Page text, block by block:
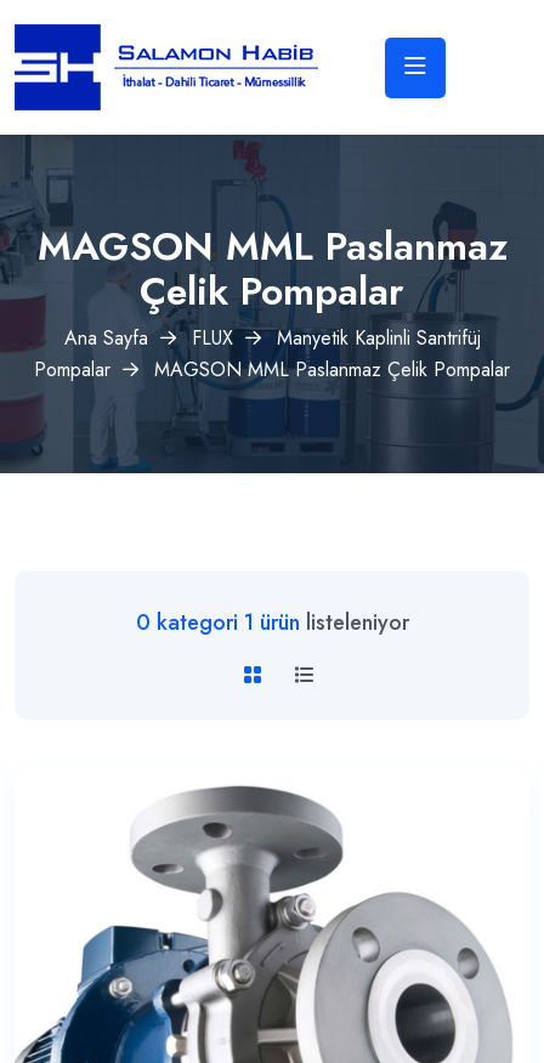
MAGSON MML Paslanmaz
Çelik Pompalar
Ana Sayfa FLUX
Manyetik Kaplinli Santrifüj
Pompalar
MAGSON MML Paslanmaz Çelik Pompalar
0 kategori 1 ürün listeleniyor